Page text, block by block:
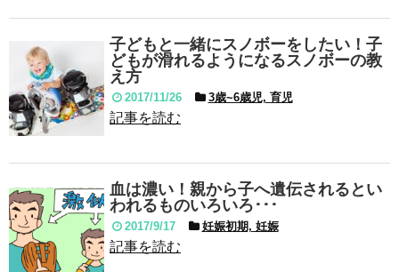
子どもと一緒にスノボーをしたい！子
どもが滑れるようになるスノボーの教
え方
2017/11/26 3歳~6歳児, 育児
記事を読む
血は濃い！親から子へ遺伝されるとい
われるものいろいろ･･･
2017/9/17 妊娠初期, 妊娠
記事を読む